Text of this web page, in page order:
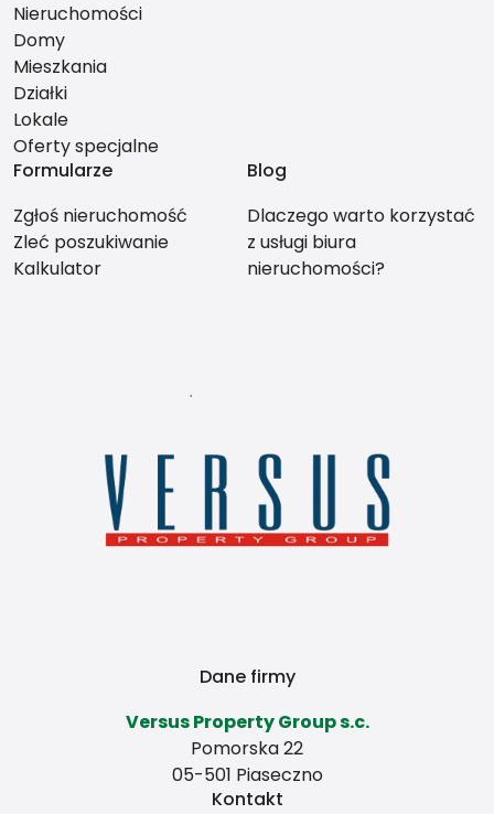
Nieruchomości
Domy
Mieszkania
Działki
Lokale
Oferty specjalne
Formularze
Zgłoś nieruchomość
Zleć poszukiwanie
Kalkulator
Blog
Dlaczego warto korzystać
z usługi biura
nieruchomości?
Dane firmy
Versus Property Group s.c.
Pomorska 22
05-501 Piaseczno
Kontakt